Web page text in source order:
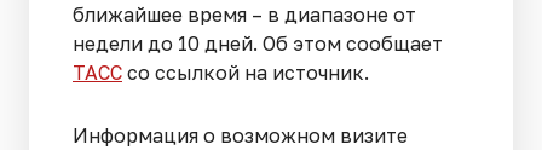
ближайшее время – в диапазоне от
недели до 10 дней. Об этом сообщает
ТАСС со ссылкой на источник.
Информация о возможном визите